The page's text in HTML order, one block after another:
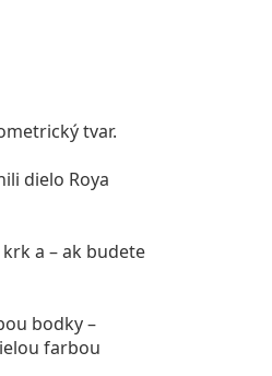
tvar.
dielo Roya
a – ak budete
bodky –
farbou